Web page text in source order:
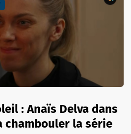
: Anaïs Delva dans
chambouler la série